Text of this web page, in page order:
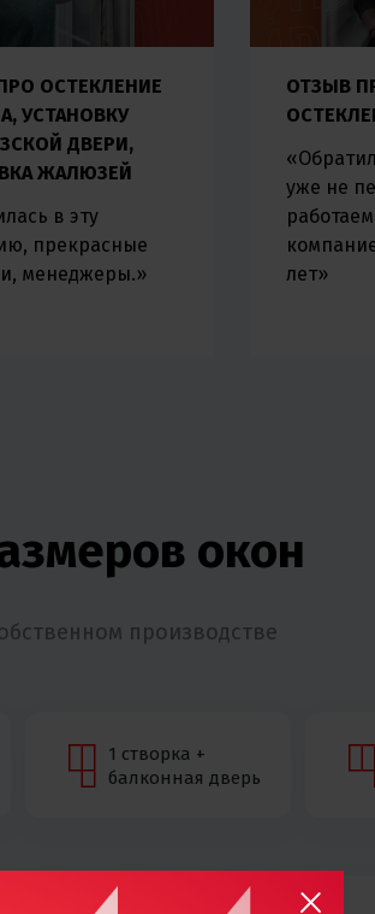
ОСТЕКЛЕНИЕ
УСТАНОВКУ
ДВЕРИ,
ЖАЛЮЗЕЙ
в эту
прекрасные
менеджеры.»
ОТЗЫВ
уже не
лет»
окон
производстве
1 створка +
балконная дверь